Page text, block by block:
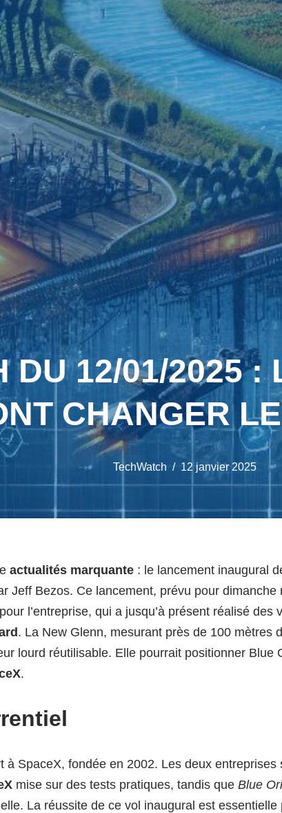
DU 12/01/2025 :
CHANGER
TechWatch 12 janvier 2025
actualités marquante : le lancement inaugural
Jeff Bezos. Ce lancement, prévu pour dimanche
l’entreprise, qui a jusqu’à présent réalisé des
. La New Glenn, mesurant près de 100 mètres
lourd réutilisable. Elle pourrait positionner Blue
.
à SpaceX, fondée en 2002. Les deux entreprises
mise sur des tests pratiques, tandis que Blue
La réussite de ce vol inaugural est essentielle